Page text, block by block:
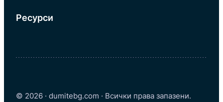
Ресурси
© 2026 · dumitebg.com · Всички права запазени.